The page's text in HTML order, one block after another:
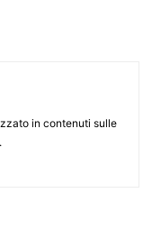
in contenuti sulle